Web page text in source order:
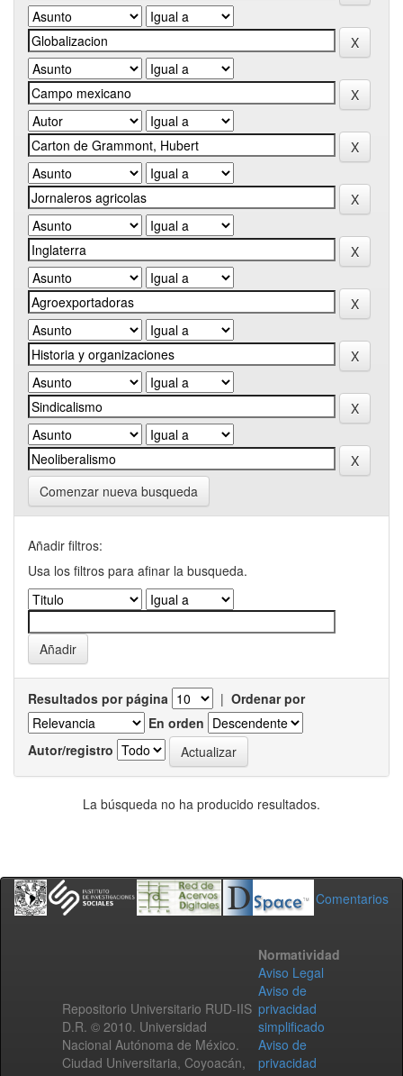
Comenzar nueva busqueda
Añadir filtros:
Usa los filtros para afinar la busqueda.
Resultados por página | Ordenar por
En orden
Autor/registro
La búsqueda no ha producido resultados.
Comentarios
Repositorio Universitario RUD-IIS
D.R. © 2010. Universidad
Nacional Autónoma de México.
Ciudad Universitaria, Coyoacán,
Normatividad
Aviso Legal
Aviso de
privacidad
simplificado
Aviso de
privacidad